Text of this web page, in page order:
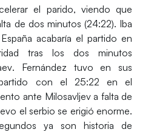
el parido, viendo que
de dos minutos (24:22). Iba
acabaría el partido en
tras los dos minutos
. Fernández tuvo en sus
con el 25:22 en el
ante Milosavljeva falta de
el serbio se erigió enorme.
ya son historia de